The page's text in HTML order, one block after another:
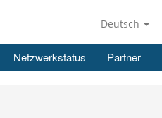
Deutsch
Netzwerkstatus Partner